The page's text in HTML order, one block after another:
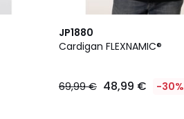
JP1880
Cardigan FLEXNAMIC®
69,99 € 48,99 € -30%